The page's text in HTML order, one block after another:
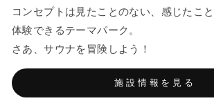
コンセプトは見たことのない、感じたこ
体験できるテーマパーク。
さあ、サウナを冒険しよう！
施設情報を見る